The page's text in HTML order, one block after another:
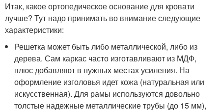
Итак, какое ортопедическое основание для кровати
лучше? Тут надо принимать во внимание следующие
характеристики:
Решетка может быть либо металлической, либо из
дерева. Сам каркас часто изготавливают из МДФ,
плюс добавляют в нужных местах усиления. На
оформление изголовья идет кожа (натуральная или
искусственная). Для рамы используются довольно
толстые надежные металлические трубы (до 15 мм),